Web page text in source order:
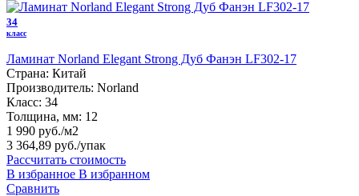
34
класс
Ламинат Norland Elegant Strong Дуб Фанэн LF302-17
Страна: Китай
Производитель: Norland
Класс: 34
Толщина, мм: 12
1 990 руб./м2
3 364,89 руб./упак
Рассчитать стоимость
В избранное В избранном
Сравнить